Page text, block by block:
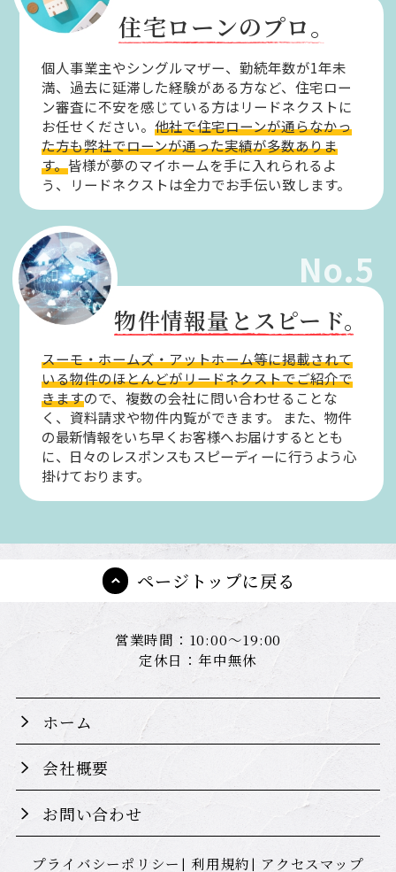
住宅ローンのプロ。
個人事業主やシングルマザー、勤続年数が1年未
満、過去に延滞した経験がある方など、住宅ロー
ン審査に不安を感じている方はリードネクストに
お任せください。他社で住宅ローンが通らなかっ
た方も弊社でローンが通った実績が多数ありま
す。皆様が夢のマイホームを手に入れられるよ
う、リードネクストは全力でお手伝い致します。
No.5
物件情報量とスピード。
スーモ・ホームズ・アットホーム等に掲載されて
いる物件のほとんどがリードネクストでご紹介で
きますので、複数の会社に問い合わせることな
く、資料請求や物件内覧ができます。
また、物件
の最新情報をいち早くお客様へお届けするととも
に、日々のレスポンスもスピーディーに行うよう心
掛けております。
ページトップに戻る
営業時間：10:00～19:00
定休日：年中無休
ホーム
会社概要
お問い合わせ
プライバシーポリシー 利用規約 アクセスマップ